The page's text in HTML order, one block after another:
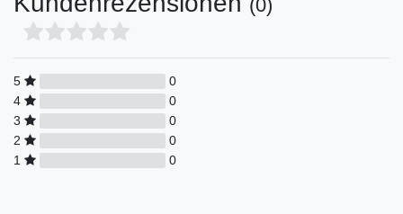
(0)
5
0
4
0
3
0
2
0
1
0